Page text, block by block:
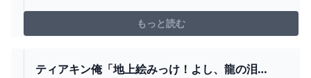
もっと読む
ティアキン俺「地上絵みっけ！よし、龍の泪